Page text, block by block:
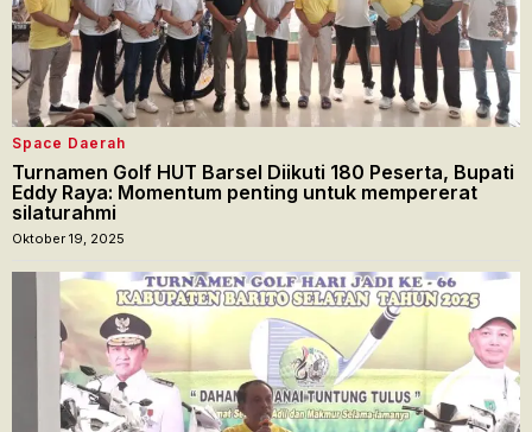
Space Daerah
Turnamen Golf HUT Barsel Diikuti 180 Peserta, Bupati
Eddy Raya: Momentum penting untuk mempererat
silaturahmi
Oktober 19, 2025